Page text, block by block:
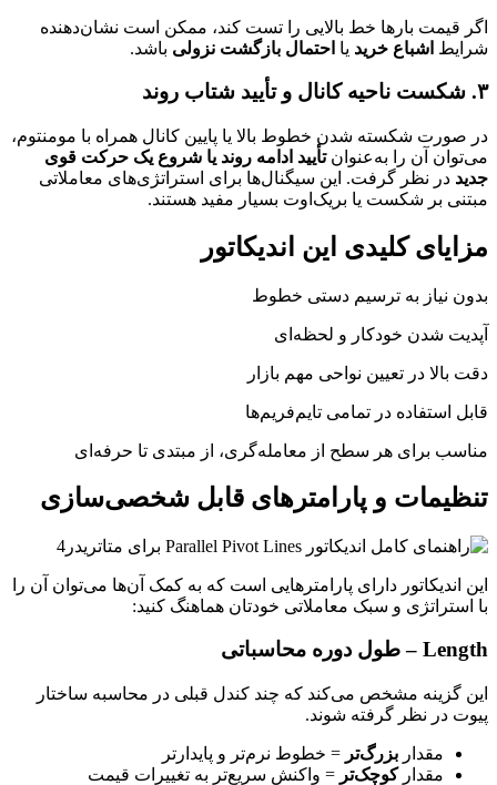
اگر قیمت بارها خط بالایی را تست کند، ممکن است نشان‌دهنده
شرایط اشباع خرید یا احتمال بازگشت نزولی باشد.
۳. شکست ناحیه کانال و تأیید شتاب روند
در صورت شکسته شدن خطوط بالا یا پایین کانال همراه با مومنتوم،
می‌توان آن را به‌عنوانتأیید ادامه روند یا شروع یک حرکت قوی
جدید در نظر گرفت. این سیگنال‌ها برای استراتژی‌های معاملاتی
مبتنی بر شکست یا بریک‌اوت بسیار مفید هستند.
مزایای کلیدی این اندیکاتور
بدون نیاز به ترسیم دستی خطوط
آپدیت شدن خودکار و لحظه‌ای
دقت بالا در تعیین نواحی مهم بازار
قابل استفاده در تمامی تایم‌فریم‌ها
مناسب برای هر سطح از معامله‌گری، از مبتدی تا حرفه‌ای
تنظیمات و پارامترهای قابل شخصی‌سازی
این اندیکاتور دارای پارامترهایی است که به کمک آن‌ها می‌توان آن را
با استراتژی و سبک معاملاتی خودتان هماهنگ کنید:
Length – طول دوره محاسباتی
این گزینه مشخص می‌کند که چند کندل قبلی در محاسبه ساختار
پیوت در نظر گرفته شوند.
مقدار بزرگ‌تر = خطوط نرم‌تر و پایدارتر
مقدارکوچک‌تر = واکنش سریع‌تر به تغییرات قیمت